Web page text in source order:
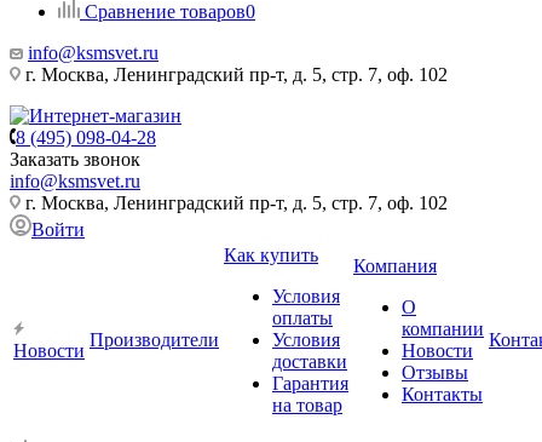
Сравнение товаров0
info@ksmsvet.ru
г. Москва, Ленинградский пр-т, д. 5, стр. 7, оф. 102
8 (495) 098-04-28
Заказать звонок
info@ksmsvet.ru
г. Москва, Ленинградский пр-т, д. 5, стр. 7, оф. 102
Войти
Новости
Производители
Как купить
Условия
оплаты
Условия
доставки
Гарантия
на товар
Компания
О
компании
Новости
Отзывы
Контакты